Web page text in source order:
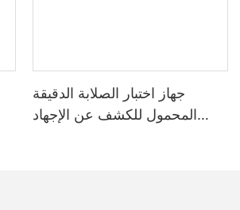
جهاز اختبار الصلابة الدقيقة
المحمول للكشف عن الإجهاد